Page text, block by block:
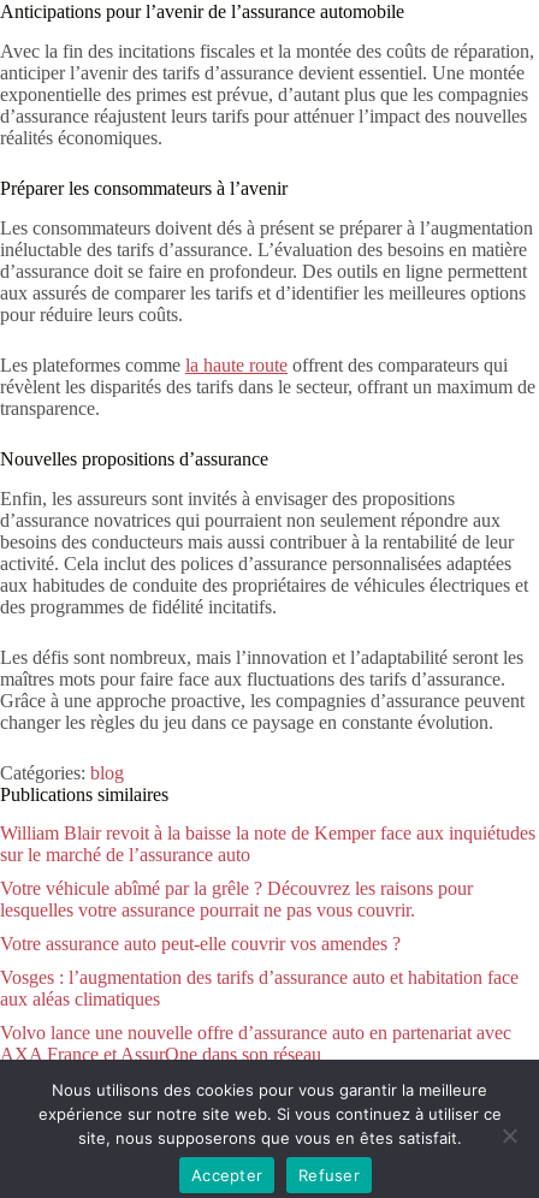
Anticipations pour l’avenir de l’assurance automobile
Avec la fin des incitations fiscales et la montée des coûts de réparation,
anticiper l’avenir des tarifs d’assurance devient essentiel. Une montée
exponentielle des primes est prévue, d’autant plus que les compagnies
d’assurance réajustent leurs tarifs pour atténuer l’impact des nouvelles
réalités économiques.
Préparer les consommateurs à l’avenir
Les consommateurs doivent dés à présent se préparer à l’augmentation
inéluctable des tarifs d’assurance. L’évaluation des besoins en matière
d’assurance doit se faire en profondeur. Des outils en ligne permettent
aux assurés de comparer les tarifs et d’identifier les meilleures options
pour réduire leurs coûts.
Les plateformes comme la haute route offrent des comparateurs qui
révèlent les disparités des tarifs dans le secteur, offrant un maximum de
transparence.
Nouvelles propositions d’assurance
Enfin, les assureurs sont invités à envisager des propositions
d’assurance novatrices qui pourraient non seulement répondre aux
besoins des conducteurs mais aussi contribuer à la rentabilité de leur
activité. Cela inclut des polices d’assurance personnalisées adaptées
aux habitudes de conduite des propriétaires de véhicules électriques et
des programmes de fidélité incitatifs.
Les défis sont nombreux, mais l’innovation et l’adaptabilité seront les
maîtres mots pour faire face aux fluctuations des tarifs d’assurance.
Grâce à une approche proactive, les compagnies d’assurance peuvent
changer les règles du jeu dans ce paysage en constante évolution.
Catégories: blog
Publications similaires
William Blair revoit à la baisse la note de Kemper face aux inquiétudes
sur le marché de l’assurance auto
Votre véhicule abîmé par la grêle ? Découvrez les raisons pour
lesquelles votre assurance pourrait ne pas vous couvrir.
Votre assurance auto peut-elle couvrir vos amendes ?
Vosges : l’augmentation des tarifs d’assurance auto et habitation face
aux aléas climatiques
Volvo lance une nouvelle offre d’assurance auto en partenariat avec
AXA France et AssurOne dans son réseau
Conditions générales Contact
Nous utilisons des cookies pour vous garantir la meilleure
expérience sur notre site web. Si vous continuez à utiliser ce
site, nous supposerons que vous en êtes satisfait.
Accepter
Refuser